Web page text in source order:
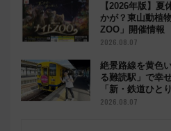
【2026年版】
かが？東山動植
ZOO」開催情報
2026.08.07
絶景路線を黄色
る難読駅」で幸
「新・鉄道ひと
鉄道」
2026.08.07